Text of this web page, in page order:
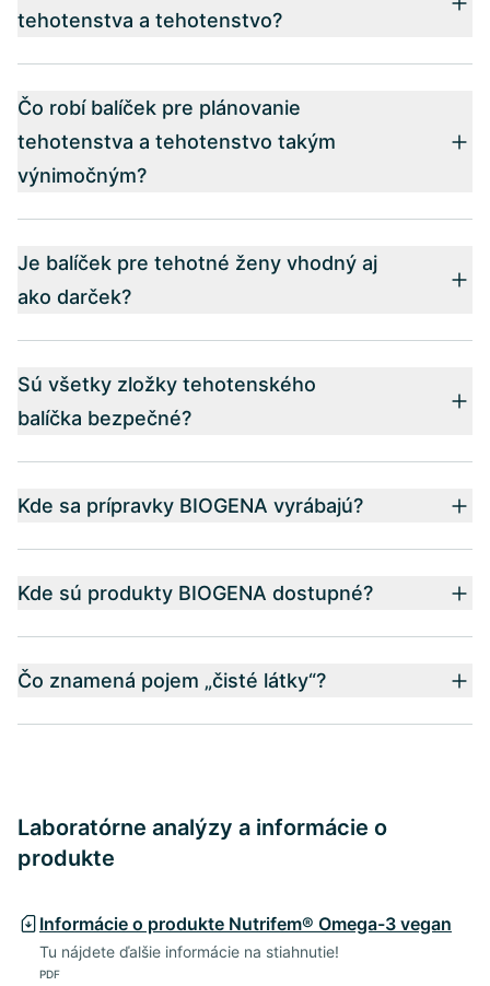
tehotenstva a tehotenstvo?
Čo robí balíček pre plánovanie
tehotenstva a tehotenstvo takým
výnimočným?
Je balíček pre tehotné ženy vhodný aj
ako darček?
Sú všetky zložky tehotenského
balíčka bezpečné?
Kde sa prípravky BIOGENA vyrábajú?
Kde sú produkty BIOGENA dostupné?
Čo znamená pojem „čisté látky“?
Laboratórne analýzy a informácie o
produkte
Informácie o produkte Nutrifem® Omega-3 vegan
Tu nájdete ďalšie informácie na stiahnutie!
PDF